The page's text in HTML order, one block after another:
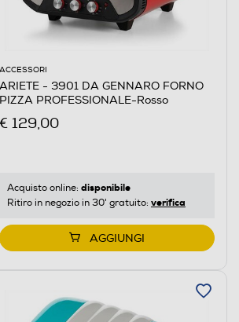
ACCESSORI
ARIETE - 3901 DA GENNARO FORNO
PIZZA PROFESSIONALE-Rosso
€ 129,00
Acquisto online: disponibile
Ritiro in negozio in 30' gratuito: verifica
AGGIUNGI